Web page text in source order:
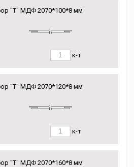
"Т" МДФ 2070*100*8 мм
к-т
"Т" МДФ 2070*120*8 мм
к-т
"Т" МДФ 2070*160*8 мм